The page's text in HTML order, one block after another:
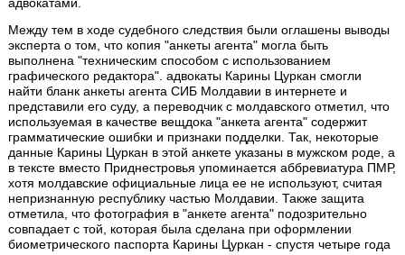
Между тем в ходе судебного следствия были оглашены выводы
эксперта о том, что копия "анкеты агента" могла быть
выполнена "техническим способом с использованием
графического редактора". адвокаты Карины Цуркан смогли
найти бланк анкеты агента СИБ Молдавии в интернете и
представили его суду, а переводчик с молдавского отметил, что
используемая в качестве вещдока "анкета агента" содержит
грамматические ошибки и признаки подделки. Так, некоторые
данные Карины Цуркан в этой анкете указаны в мужском роде, а
в тексте вместо Приднестровья упоминается аббревиатура ПМР,
хотя молдавские официальные лица ее не используют, считая
непризнанную республику частью Молдавии. Также защита
отметила, что фотография в "анкете агента" подозрительно
совпадает с той, которая была сделана при оформлении
биометрического паспорта Карины Цуркан - спустя четыре года